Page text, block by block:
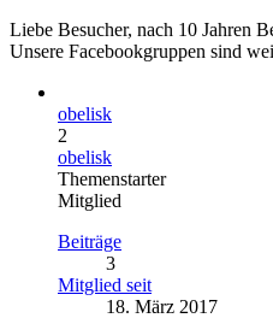
Liebe Besucher, nach 10 Jahren
Unsere Facebookgruppen sind
obelisk
2
obelisk
Themenstarter
Mitglied
Beiträge
3
Mitglied seit
18. März 2017